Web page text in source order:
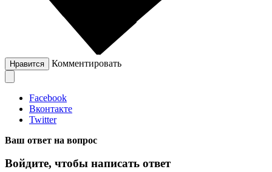
Нравится Комментировать
Facebook
Вконтакте
Twitter
Ваш ответ на вопрос
Войдите, чтобы написать ответ